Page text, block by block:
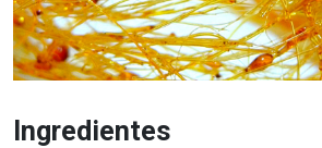
Ingredientes